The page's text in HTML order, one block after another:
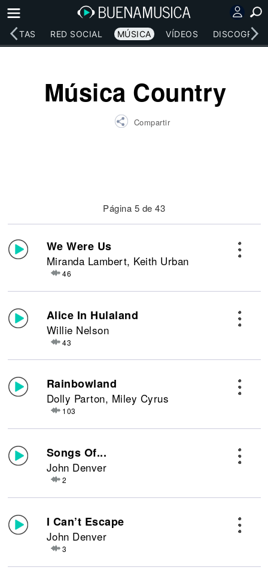
RED SOCIAL MÚSICA VÍDEOS
Música Country
Compartir
Página 5 de 43
We Were Us
Miranda Lambert, Keith Urban
46
Alice In Hulaland
Willie Nelson
43
Rainbowland
Dolly Parton, Miley Cyrus
103
Songs Of...
John Denver
2
I Can’t Escape
John Denver
3